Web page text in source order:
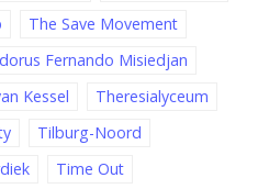
The Save Movement
Fernando Misiedjan
Kessel
Theresialyceum
Tilburg-Noord
Time Out